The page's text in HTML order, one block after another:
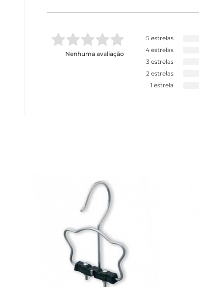
Nenhuma avaliação
5 estrelas
4 estrelas
3 estrelas
2 estrelas
1 estrela